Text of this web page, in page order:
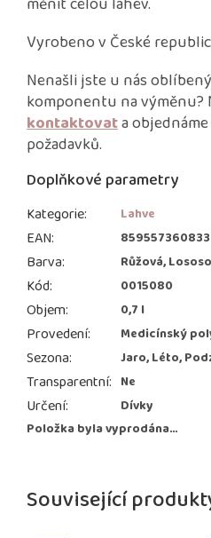
Související
Vyrobeno v České
Nenašli jste u nás
komponentu na výměnu?
kontaktovata
požadavků.
Doplňkové parametry
Kategorie: Lahve
EAN:
Barva: Růžová,
Kód: 0015080
Objem: 0,7 l
Provedení: Medicínský
Sezona: Jaro, Léto,
Transparentní: Ne
Určení:
Dívky
Položka byla vyprodána…